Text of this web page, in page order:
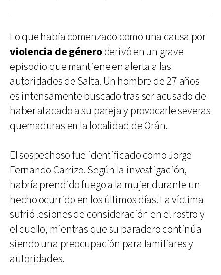
Lo que había comenzado como una causa por
violencia de géneroderivó en un grave
episodio que mantiene en alerta a las
autoridades de Salta. Un hombre de 27 años
es intensamente buscado tras ser acusado de
haber atacado a su pareja y provocarle severas
quemaduras en la localidad de Orán.
El sospechoso fue identificado como Jorge
Fernando Carrizo. Según la investigación,
habría prendido fuego a la mujer durante un
hecho ocurrido en los últimos días. La víctima
sufrió lesiones de consideración en el rostro y
el cuello, mientras que su paradero continúa
siendo una preocupación para familiares y
autoridades.